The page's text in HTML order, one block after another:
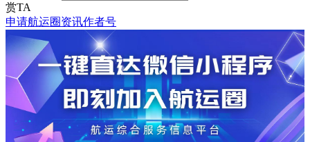
赏TA
申请航运圈资讯作者号